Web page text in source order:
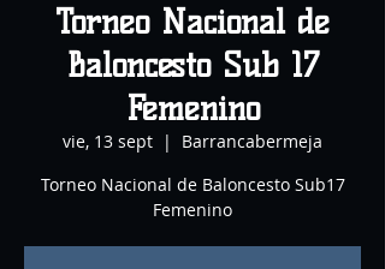
Torneo Nacional de
Baloncesto Sub 17
Femenino
vie, 13 sept
  |
Barrancabermeja
Torneo Nacional de Baloncesto Sub17
Femenino